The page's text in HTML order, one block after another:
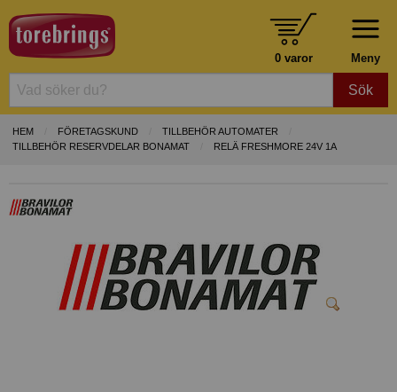
Meny
0 varor
Sök
HEM FÖRETAGSKUND
TILLBEHÖR AUTOMATER
TILLBEHÖR RESERVDELAR BONAMAT
RELÄ FRESHMORE 24V 1A